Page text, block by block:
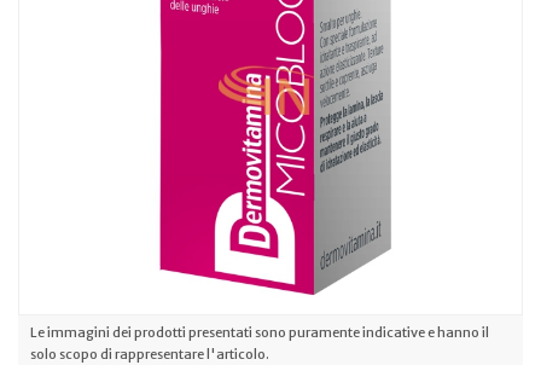
Le immagini dei prodotti presentati sono puramente indicative e hanno il
solo scopo di rappresentare l'articolo.